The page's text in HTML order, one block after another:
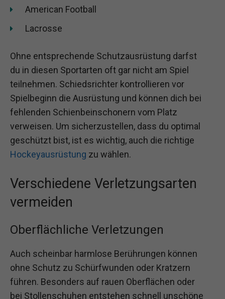
American Football
Lacrosse
Ohne entsprechende Schutzausrüstung darfst
du in diesen Sportarten oft gar nicht am Spiel
teilnehmen. Schiedsrichter kontrollieren vor
Spielbeginn die Ausrüstung und können dich bei
fehlenden Schienbeinschonern vom Platz
verweisen. Um sicherzustellen, dass du optimal
geschützt bist, ist es wichtig, auch die richtige
Hockeyausrüstung zu wählen.
Verschiedene Verletzungsarten
vermeiden
Oberflächliche Verletzungen
Auch scheinbar harmlose Berührungen können
ohne Schutz zu Schürfwunden oder Kratzern
führen. Besonders auf rauen Oberflächen oder
bei Stollenschuhen entstehen schnell unschöne